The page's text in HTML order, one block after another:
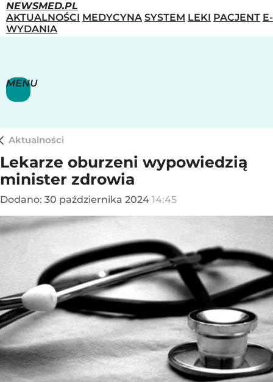
NEWSMED.PL
AKTUALNOŚCI MEDYCYNA SYSTEM LEKI PACJENT E-
WYDANIA
MENU
Aktualności
Lekarze oburzeni wypowiedzią
minister zdrowia
Dodano: 30 października 2024 14:45